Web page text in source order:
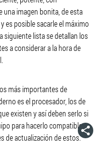
imagen bonita, de esta
es posible sacarle el máximo
siguiente lista se detallan los
a considerar a la hora de
más importantes de
es el procesador, los de
existen y así deben serlo si
para hacerlo compatible
de actualización de estos.